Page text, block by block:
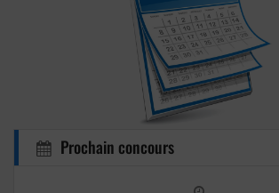
Prochain concours